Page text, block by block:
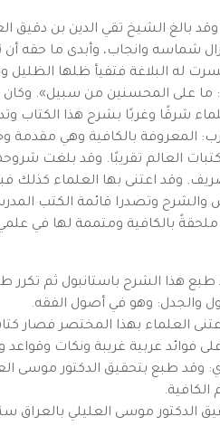
بالغ الشيخ تقي الدين بن
شماسه وانجاب، وأبدى ما حقه أن
له البلاغة فتفيأ ظلها
ما على المحسنين من سبيل».
شرقًا وغربًا بشرح هذا الكتاب
المعروفة بالكافية وهي مقدمة
(67) شرحًا وثلاثة مختصرات وخمس منظومات. وقد طبعت طبعات
والشرح وتصدرا قائمة الكتب
بالكافية ومتممة لها في
هذا الشرح باستانبول ثم تكرر
والجدل: وهو في أصول الفقه.
العلماء بهذا المختصر فصار
فوائد عربية غريبة ونكات وقواعد
طبع بتحقيق الدكتور موسى
موسى العليلي بالعراق سنة